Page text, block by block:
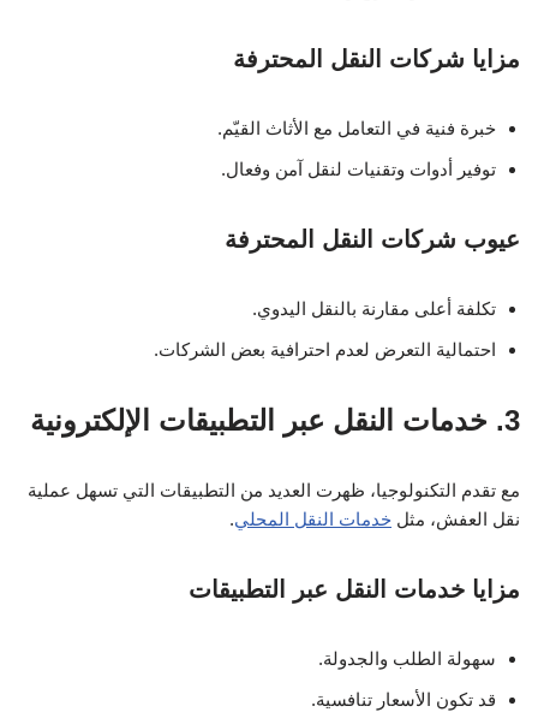
مزايا شركات النقل المحترفة
خبرة فنية في التعامل مع الأثاث القيّم.
توفير أدوات وتقنيات لنقل آمن وفعال.
عيوب شركات النقل المحترفة
تكلفة أعلى مقارنة بالنقل اليدوي.
احتمالية التعرض لعدم احترافية بعض الشركات.
3. خدمات النقل عبر التطبيقات الإلكترونية
مع تقدم التكنولوجيا، ظهرت العديد من التطبيقات التي تسهل عملية
نقل العفش، مثل خدمات النقل المحلي.
مزايا خدمات النقل عبر التطبيقات
سهولة الطلب والجدولة.
قد تكون الأسعار تنافسية.